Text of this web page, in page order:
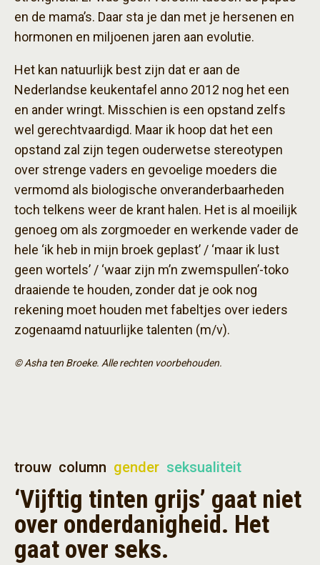
en de mama’s. Daar sta je dan met je hersenen en
hormonen en miljoenen jaren aan evolutie.
Het kan natuurlijk best zijn dat er aan de
Nederlandse keukentafel anno 2012 nog het een
en ander wringt. Misschien is een opstand zelfs
wel gerechtvaardigd. Maar ik hoop dat het een
opstand zal zijn tegen ouderwetse stereotypen
over strenge vaders en gevoelige moeders die
vermomd als biologische onveranderbaarheden
toch telkens weer de krant halen. Het is al moeilijk
genoeg om als zorgmoeder en werkende vader de
hele ‘ik heb in mijn broek geplast’ / ‘maar ik lust
geen wortels’ / ‘waar zijn m’n zwemspullen’-toko
draaiende te houden, zonder dat je ook nog
rekening moet houden met fabeltjes over ieders
zogenaamd natuurlijke talenten (m/v).
© Asha ten Broeke. Alle rechten voorbehouden.
trouw column gender seksualiteit
‘Vijftig tinten grijs’ gaat niet
over onderdanigheid. Het
gaat over seks.